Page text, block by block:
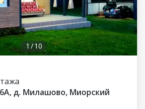
1 /10
д. Милашово, Миорский